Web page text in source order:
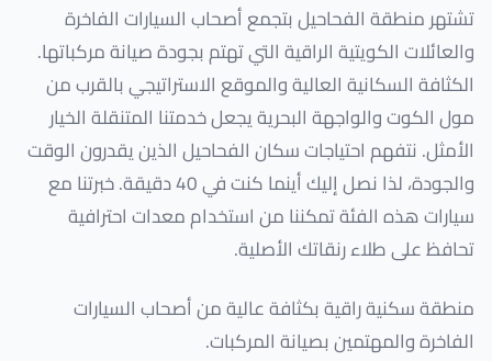
تشتهر منطقة الفحاحيل بتجمع أصحاب السيارات الفاخرة
والعائلات الكويتية الراقية التي تهتم بجودة صيانة مركباتها.
الكثافة السكانية العالية والموقع الاستراتيجي بالقرب من
مول الكوت والواجهة البحرية يجعل خدمتنا المتنقلة الخيار
الأمثل. نتفهم احتياجات سكان الفحاحيل الذين يقدرون الوقت
والجودة، لذا نصل إليك أينما كنت في 40 دقيقة. خبرتنا مع
سيارات هذه الفئة تمكننا من استخدام معدات احترافية
تحافظ على طلاء رنقاتك الأصلية.
منطقة سكنية راقية بكثافة عالية من أصحاب السيارات
الفاخرة والمهتمين بصيانة المركبات.